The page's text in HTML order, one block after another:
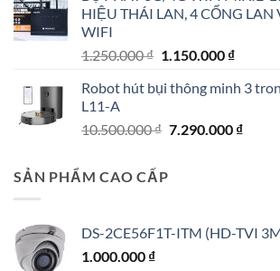
8.900.000 ₫.là:
HIỆU THÁI LAN, 4 CỔNG LAN
WIFI
1.250.000₫ Giá
là:
1.150.000 ₫Giá
tại
Robot hút bụi thông minh 3
L11-A
10.500.000₫ Giá
7.290.000 ₫Giá
SẢN PHẨM CAO CẤP
DS-2CE56F1T-ITM (HD-TVI
1.000.000 ₫